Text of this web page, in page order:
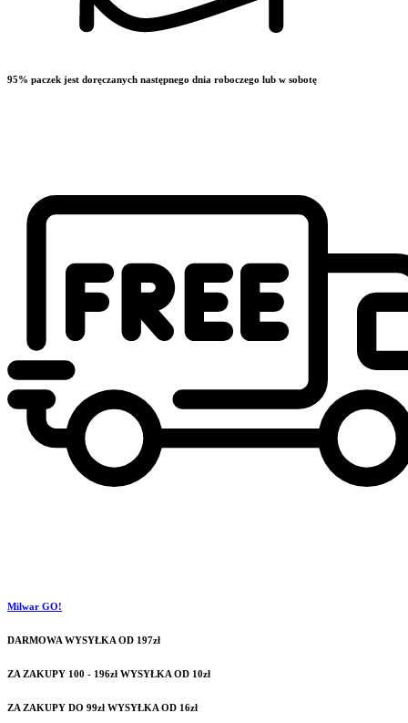
95% paczek jest doręczanych następnego dnia roboczego lub w sobotę
Milwar GO!
DARMOWA WYSYŁKA OD 197zł
ZA ZAKUPY 100 - 196zł WYSYŁKA OD 10zł
ZA ZAKUPY DO 99zł WYSYŁKA OD 16zł